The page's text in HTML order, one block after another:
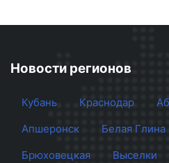
Новости регионов
Кубань Краснодар
Апшеронск
Белая Глина
Брюховецкая
Выселки